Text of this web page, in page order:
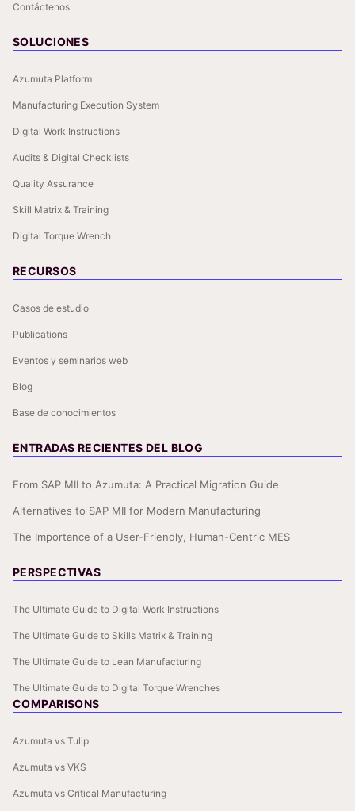
Contáctenos
SOLUCIONES
Azumuta Platform
Manufacturing Execution System
Digital Work Instructions
Audits & Digital Checklists
Quality Assurance
Skill Matrix & Training
Digital Torque Wrench
RECURSOS
Casos de estudio
Publications
Eventos y seminarios web
Blog
Base de conocimientos
ENTRADAS RECIENTES DEL BLOG
From SAP MII to Azumuta: A Practical Migration Guide
Alternatives to SAP MII for Modern Manufacturing
The Importance of a User-Friendly, Human-Centric MES
PERSPECTIVAS
The Ultimate Guide to Digital Work Instructions
The Ultimate Guide to Skills Matrix & Training
The Ultimate Guide to Lean Manufacturing
The Ultimate Guide to Digital Torque Wrenches
COMPARISONS
Azumuta vs Tulip
Azumuta vs VKS
Azumuta vs Critical Manufacturing